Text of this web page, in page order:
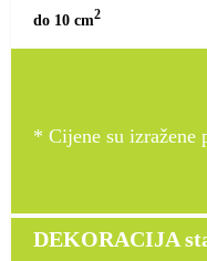
do 10 cm2
* Cijene su izražene
DEKORACIJA